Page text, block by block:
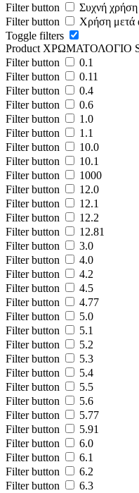
Filter button
Συχνή χρήση
Filter button
Χρήση μετά
Toggle filters
Product ΧΡΩΜΑΤΟΛΟΓΙΟ
Filter button
0.1
Filter button
0.11
Filter button
0.4
Filter button
0.6
Filter button
1.0
Filter button
1.1
Filter button
10.0
Filter button
10.1
Filter button
1000
Filter button
12.0
Filter button
12.1
Filter button
12.2
Filter button
12.81
Filter button
3.0
Filter button
4.0
Filter button
4.2
Filter button
4.5
Filter button
4.77
Filter button
5.0
Filter button
5.1
Filter button
5.2
Filter button
5.3
Filter button
5.4
Filter button
5.5
Filter button
5.6
Filter button
5.77
Filter button
5.91
Filter button
6.0
Filter button
6.1
Filter button
6.2
Filter button
6.3